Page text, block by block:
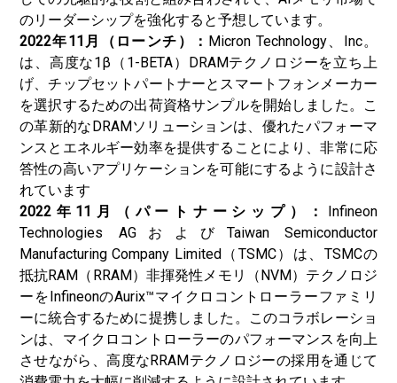
のリーダーシップを強化すると予想しています。
2022年11月（ローンチ）： Micron Technology、Inc。
は、高度な1β（1-BETA）DRAMテクノロジーを立ち上
げ、チップセットパートナーとスマートフォンメーカー
を選択するための出荷資格サンプルを開始しました。こ
の革新的なDRAMソリューションは、優れたパフォーマ
ンスとエネルギー効率を提供することにより、非常に応
答性の高いアプリケーションを可能にするように設計さ
れています
2022年11月（パートナーシップ）： Infineon
Technologies AGおよびTaiwan Semiconductor
Manufacturing Company Limited（TSMC）は、TSMCの
抵抗RAM（RRAM）非揮発性メモリ（NVM）テクノロジ
ーをInfineonのAurix™マイクロコントローラーファミリ
ーに統合するために提携しました。このコラボレーショ
ンは、マイクロコントローラーのパフォーマンスを向上
させながら、高度なRRAMテクノロジーの採用を通じて